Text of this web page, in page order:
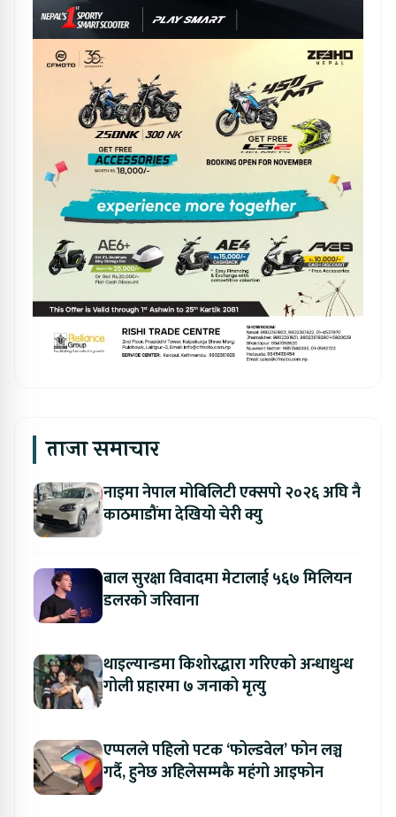
ताजा समाचार
नाइमा नेपाल मोबिलिटी एक्सपो २०२६ अघि नै
काठमाडौंमा देखियो चेरी क्यु
बाल सुरक्षा विवादमा मेटालाई ५६७ मिलियन
डलरको जरिवाना
थाइल्यान्डमा किशोरद्धारा गरिएको अन्धाधुन्ध
गोली प्रहारमा ७ जनाको मृत्यु
एप्पलले पहिलो पटक ‘फोल्डवेल’ फोन लञ्च
गर्दै, हुनेछ अहिलेसम्मकै महंगो आइफोन